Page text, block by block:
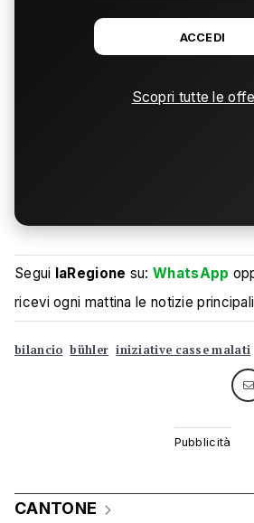
ACCEDI
Scopri tutte le
Segui laRegione su:WhatsApp
ricevi ogni mattina le notizie principali
bilancio bühler iniziative casse malati
CANTONE